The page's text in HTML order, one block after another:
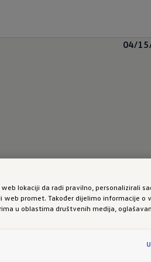
04/
Nasljednik modela ID.3
lokaciji da radi pravilno, personalizirali
promet. Također dijelimo informacije o
u oblastima društvenih medija,